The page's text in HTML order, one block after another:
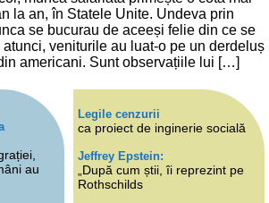
la an, în Statele Unite. Undeva prin
se bucurau de aceeși felie din ce se
veniturile au luat-o pe un derdeluș
americani. Sunt observațiile lui […]
au
Legile cenzurii
ca proiect de inginerie socială
Jeffrey Epstein:
„După cum știi, îi reprezint pe
Rothschilds